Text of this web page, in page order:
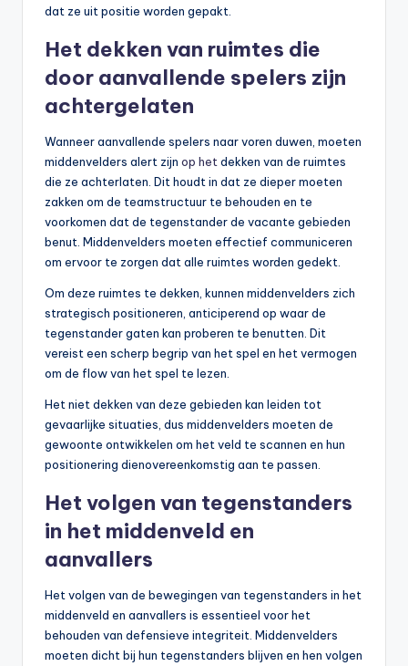
dat ze uit positie worden gepakt.
Het dekken van ruimtes die
door aanvallende spelers zijn
achtergelaten
Wanneer aanvallende spelers naar voren duwen, moeten
middenvelders alert zijn op het dekken van de ruimtes
die ze achterlaten. Dit houdt in dat ze dieper moeten
zakken om de teamstructuur te behouden en te
voorkomen dat de tegenstander de vacante gebieden
benut. Middenvelders moeten effectief communiceren
om ervoor te zorgen dat alle ruimtes worden gedekt.
Om deze ruimtes te dekken, kunnen middenvelders zich
strategisch positioneren, anticiperend op waar de
tegenstander gaten kan proberen te benutten. Dit
vereist een scherp begrip van het spel en het vermogen
om de flow van het spel te lezen.
Het niet dekken van deze gebieden kan leiden tot
gevaarlijke situaties, dus middenvelders moeten de
gewoonte ontwikkelen om het veld te scannen en hun
positionering dienovereenkomstig aan te passen.
Het volgen van tegenstanders
in het middenveld en
aanvallers
Het volgen van de bewegingen van tegenstanders in het
middenveld en aanvallers is essentieel voor het
behouden van defensieve integriteit. Middenvelders
moeten dicht bij hun tegenstanders blijven en hen volgen